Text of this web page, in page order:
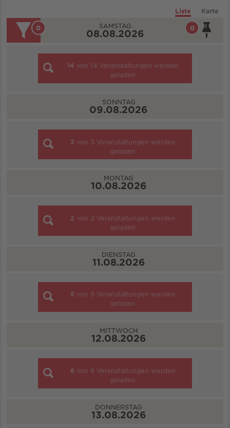
Liste Karte
0
0 SAMSTAG
08.08.2026
14 von 14 Veranstaltungen werden
geladen
SONNTAG
09.08.2026
3 von 3 Veranstaltungen werden
geladen
MONTAG
10.08.2026
2 von 2 Veranstaltungen werden
geladen
DIENSTAG
11.08.2026
5 von 5 Veranstaltungen werden
geladen
MITTWOCH
12.08.2026
6 von 6 Veranstaltungen werden
geladen
DONNERSTAG
13.08.2026